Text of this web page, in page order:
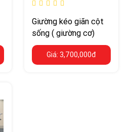
Giường kéo giãn cột
sống ( giường cơ)
Giá: 3,700,000đ